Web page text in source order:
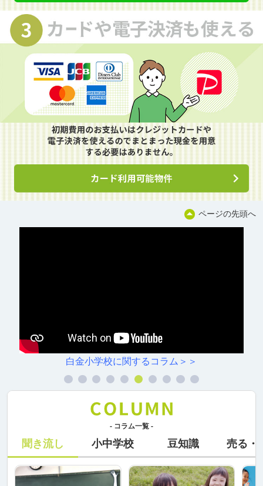
ページの先頭へ
白金小学校に関するコラム＞＞
- コラム一覧 -
聞き流し 小中学校 豆知識 売る・